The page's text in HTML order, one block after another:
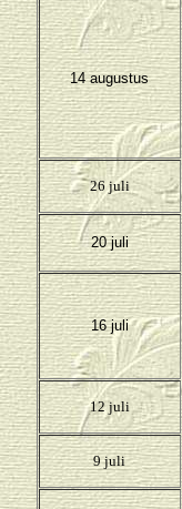
14 augustus
26 juli
20 juli
16 juli
12 juli
9 juli